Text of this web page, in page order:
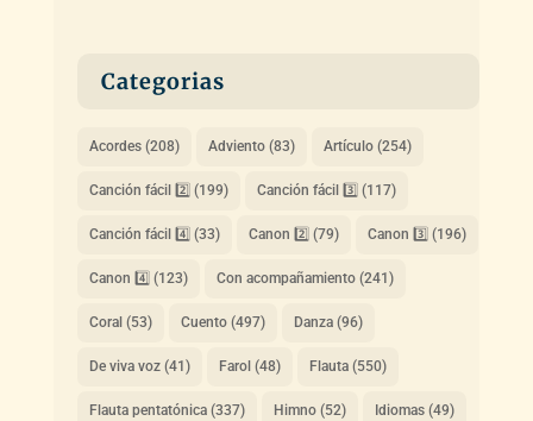
Categorias
Acordes(208) Adviento(83) Artículo(254)
Canción fácil 2️⃣ (199) Canción fácil 3️⃣ (117)
Canción fácil 4️⃣ (33) Canon 2️⃣ (79) Canon 3️⃣ (196)
Canon 4️⃣ (123) Con acompañamiento(241)
Coral (53) Cuento(497) Danza(96)
De viva voz(41) Farol (48) Flauta(550)
Flauta pentatónica(337) Himno(52) Idiomas(49)